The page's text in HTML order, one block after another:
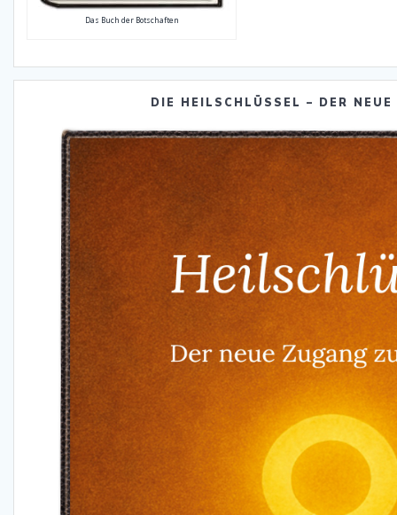
Das Buch der Botschaften
DIE HEILSCHLÜSSEL – DER